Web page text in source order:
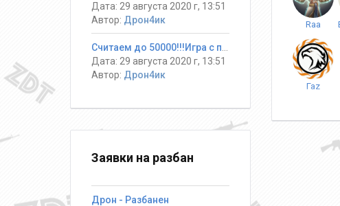
Raa
Гаz
Дата: 29 августа 2020 г, 13:51
Автор: Дрон4ик
Дата: 29 августа 2020 г, 13:51
Автор: Дрон4ик
Заявки на разбан
Дрон - Разбанен